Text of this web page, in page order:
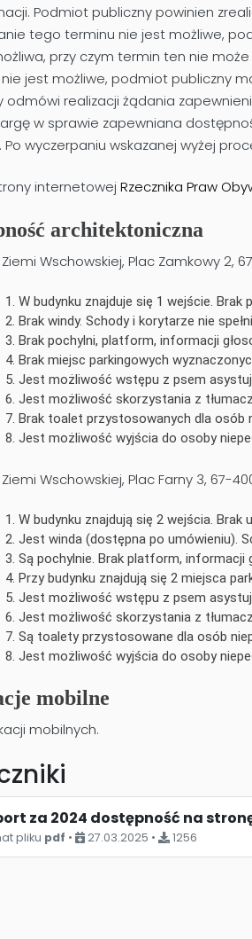
Podmiot publiczny powinien
tego terminu nie jest możliwe,
przy czym termin ten nie
jest możliwe, podmiot publiczny
odmówi realizacji żądania
w sprawie zapewniana
wyczerpaniu wskazanej wyżej
internetowej Rzecznika Praw
architektoniczna
Wschowskiej, Plac Zamkowy 2,
W budynku znajduje się 1 wejście. Brak
Brak windy. Schody i korytarze nie
Brak pochylni, platform, informacji
Brak miejsc parkingowych
Jest możliwość wstępu z psem
Jest możliwość skorzystania z
Brak toalet przystosowanych dla osób
Jest możliwość wyjścia do osoby
Wschowskiej, Plac Farny 3, 67-
W budynku znajdują się 2 wejścia. Brak
Jest winda (dostępna po umówieniu).
Są pochylnie. Brak platform, informacji
Przy budynku znajdują się 2 miejsca
Jest możliwość wstępu z psem
Jest możliwość skorzystania z
Są toalety przystosowane dla osób
Jest możliwość wyjścia do osoby
mobilne
mobilnych.
za 2024 dostępność na
pliku pdf • 27.03.2025 • 1256